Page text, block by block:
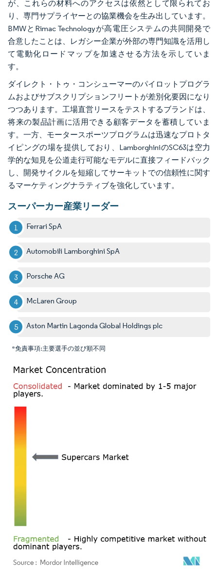
が、これらの材料へのアクセスは依然として限られてお
り、専門サプライヤーとの協業機会を生み出しています。
BMWとRimac Technologyが高電圧システムの共同開発で
合意したことは、レガシー企業が外部の専門知識を活用し
て電動化ロードマップを加速させる方法を示していま
す。
ダイレクト・トゥ・コンシューマーのパイロットプログラ
ムおよびサブスクリプションフリートが差別化要因になり
つつあります。工場直営リースをテストするブランドは、
将来の製品計画に活用できる顧客データを蓄積していま
す。一方、モータースポーツプログラムは迅速なプロトタ
イピングの場を提供しており、LamborghiniのSC63は空力
学的な知見を公道走行可能なモデルに直接フィードバック
し、開発サイクルを短縮してサーキットでの信頼性に関す
るマーケティングナラティブを強化しています。
スーパーカー産業リーダー
Ferrari SpA
Automobili Lamborghini SpA
Porsche AG
McLaren Group
Aston Martin Lagonda Global Holdings plc
*免責事項:主要選手の並び順不同